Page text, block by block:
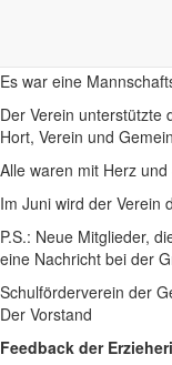
Auch konnten an
Es war eine
Der Verein unterstützte
Hort, Verein und
Alle waren mit Herz
Im Juni wird der Verein
P.S.: Neue Mitglieder,
eine Nachricht bei der
Schulförderverein der
Der Vorstand
Feedback der